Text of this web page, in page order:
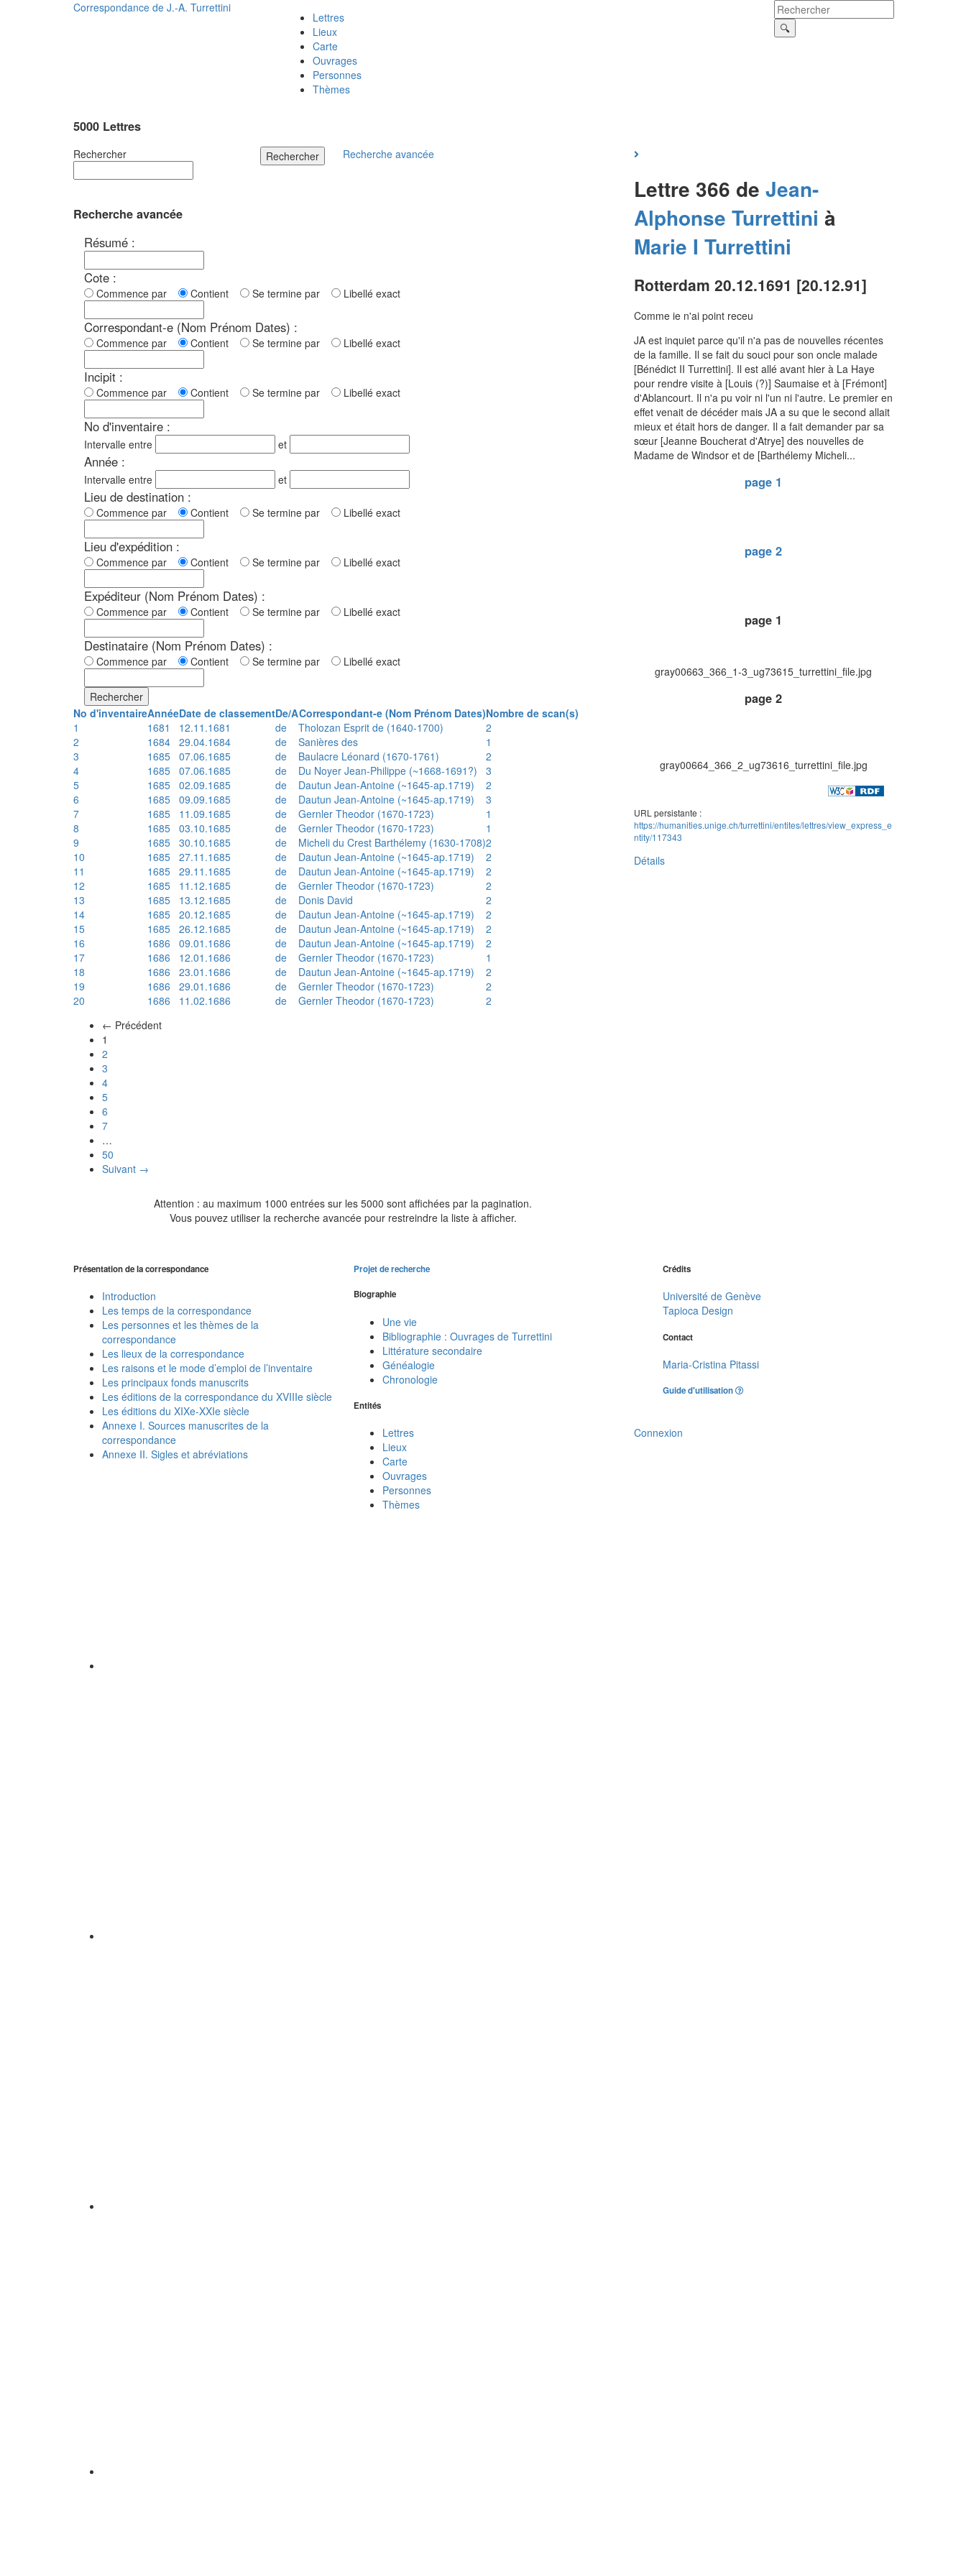
Correspondance de J.-A. Turrettini
Lettres
Lieux
Carte
Ouvrages
Personnes
Thèmes
5000 Lettres
Rechercher Rechercher Recherche avancée
Recherche avancée
Résumé :
Cote :
Commence par Contient Se termine par Libellé exact
Correspondant-e (Nom Prénom Dates) :
Commence par Contient Se termine par Libellé exact
Incipit :
Commence par Contient Se termine par Libellé exact
No d'inventaire :
Intervalle entre et
Année :
Intervalle entre et
Lieu de destination :
Commence par Contient Se termine par Libellé exact
Lieu d'expédition :
Commence par Contient Se termine par Libellé exact
Expéditeur (Nom Prénom Dates) :
Commence par Contient Se termine par Libellé exact
Destinataire (Nom Prénom Dates) :
Commence par Contient Se termine par Libellé exact
Rechercher
No d'inventaireAnnéeDate de classementDe/ACorrespondant-e (Nom Prénom Dates)Nombre de scan(s)
1
1681 12.11.1681 de Tholozan Esprit de (1640-1700)
2
2
1684 29.04.1684 de Sanières des
1
3
1685 07.06.1685 de Baulacre Léonard (1670-1761)
2
4
1685 07.06.1685 de Du Noyer Jean-Philippe (~1668-1691?)
3
5
1685 02.09.1685 de Dautun Jean-Antoine (~1645-ap.1719)
2
6
1685 09.09.1685 de Dautun Jean-Antoine (~1645-ap.1719)
3
7
1685 11.09.1685 de Gernler Theodor (1670-1723)
1
8
1685 03.10.1685 de Gernler Theodor (1670-1723)
1
9
1685 30.10.1685 de Micheli du Crest Barthélemy (1630-1708)2
10
1685 27.11.1685 de Dautun Jean-Antoine (~1645-ap.1719)
2
11
1685 29.11.1685 de Dautun Jean-Antoine (~1645-ap.1719)
2
12
1685 11.12.1685 de Gernler Theodor (1670-1723)
2
13
1685 13.12.1685 de Donis David
2
14
1685 20.12.1685 de Dautun Jean-Antoine (~1645-ap.1719)
2
15
1685 26.12.1685 de Dautun Jean-Antoine (~1645-ap.1719)
2
16
1686 09.01.1686 de Dautun Jean-Antoine (~1645-ap.1719)
2
17
1686 12.01.1686 de Gernler Theodor (1670-1723)
1
18
1686 23.01.1686 de Dautun Jean-Antoine (~1645-ap.1719)
2
19
1686 29.01.1686 de Gernler Theodor (1670-1723)
2
20
1686 11.02.1686 de Gernler Theodor (1670-1723)
2
← Précédent
1
2
3
4
5
6
7
…
50
Suivant →
Attention : au maximum 1000 entrées sur les 5000 sont affichées par la pagination.
Vous pouvez utiliser la recherche avancée pour restreindre la liste à afficher.
Lettre 366 de Jean-
Alphonse Turrettini à
Marie I Turrettini
Rotterdam 20.12.1691 [20.12.91]
Comme ie n'ai point receu
JA est inquiet parce qu'il n'a pas de nouvelles récentes
de la famille. Il se fait du souci pour son oncle malade
[Bénédict II Turrettini]. Il est allé avant hier à La Haye
pour rendre visite à [Louis (?)] Saumaise et à [Frémont]
d'Ablancourt. Il n'a pu voir ni l'un ni l'autre. Le premier en
effet venait de décéder mais JA a su que le second allait
mieux et était hors de danger. Il a fait demander par sa
sœur [Jeanne Boucherat d'Atrye] des nouvelles de
Madame de Windsor et de [Barthélemy Micheli...
page 1
page 2
page 1
gray00663_366_1-3_ug73615_turrettini_file.jpg
page 2
gray00664_366_2_ug73616_turrettini_file.jpg
URL persistante :
https://humanities.unige.ch/turrettini/entites/lettres/view_express_e
ntity/117343
Détails
Présentation de la correspondance
Introduction
Les temps de la correspondance
Les personnes et les thèmes de la
correspondance
Les lieux de la correspondance
Les raisons et le mode d’emploi de l’inventaire
Les principaux fonds manuscrits
Les éditions de la correspondance du XVIIIe siècle
Les éditions du XIXe-XXIe siècle
Annexe I. Sources manuscrites de la
correspondance
Annexe II. Sigles et abréviations
Projet de recherche
Biographie
Une vie
Bibliographie : Ouvrages de Turrettini
Littérature secondaire
Généalogie
Chronologie
Entités
Lettres
Lieux
Carte
Ouvrages
Personnes
Thèmes
Crédits
Université de Genève
Tapioca Design
Contact
Maria-Cristina Pitassi
Guide d'utilisation
Connexion